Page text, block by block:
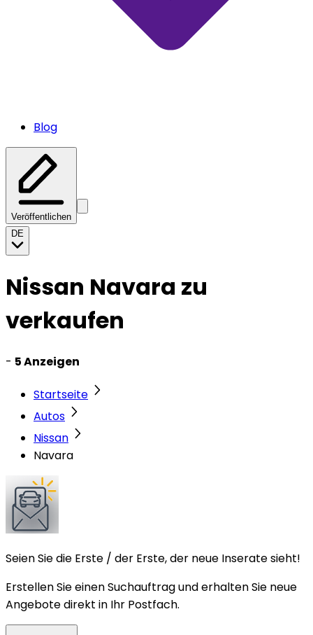
Blog
Veröffentlichen
DE
Nissan Navara zu
verkaufen
- 5 Anzeigen
Startseite
Autos
Nissan
Navara
Seien Sie die Erste / der Erste, der neue Inserate sieht!
Erstellen Sie einen Suchauftrag und erhalten Sie neue
Angebote direkt in Ihr Postfach.